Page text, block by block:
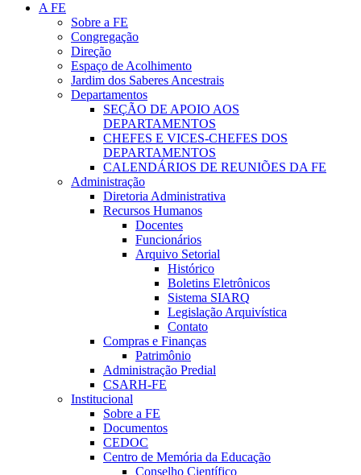
A FE
Sobre a FE
Congregação
Direção
Espaço de Acolhimento
Jardim dos Saberes Ancestrais
Departamentos
SEÇÃO DE APOIO AOS
DEPARTAMENTOS
CHEFES E VICES-CHEFES DOS
DEPARTAMENTOS
CALENDÁRIOS DE REUNIÕES DA FE
Administração
Diretoria Administrativa
Recursos Humanos
Docentes
Funcionários
Arquivo Setorial
Histórico
Boletins Eletrônicos
Sistema SIARQ
Legislação Arquivística
Contato
Compras e Finanças
Patrimônio
Administração Predial
CSARH-FE
Institucional
Sobre a FE
Documentos
CEDOC
Centro de Memória da Educação
Conselho Científico